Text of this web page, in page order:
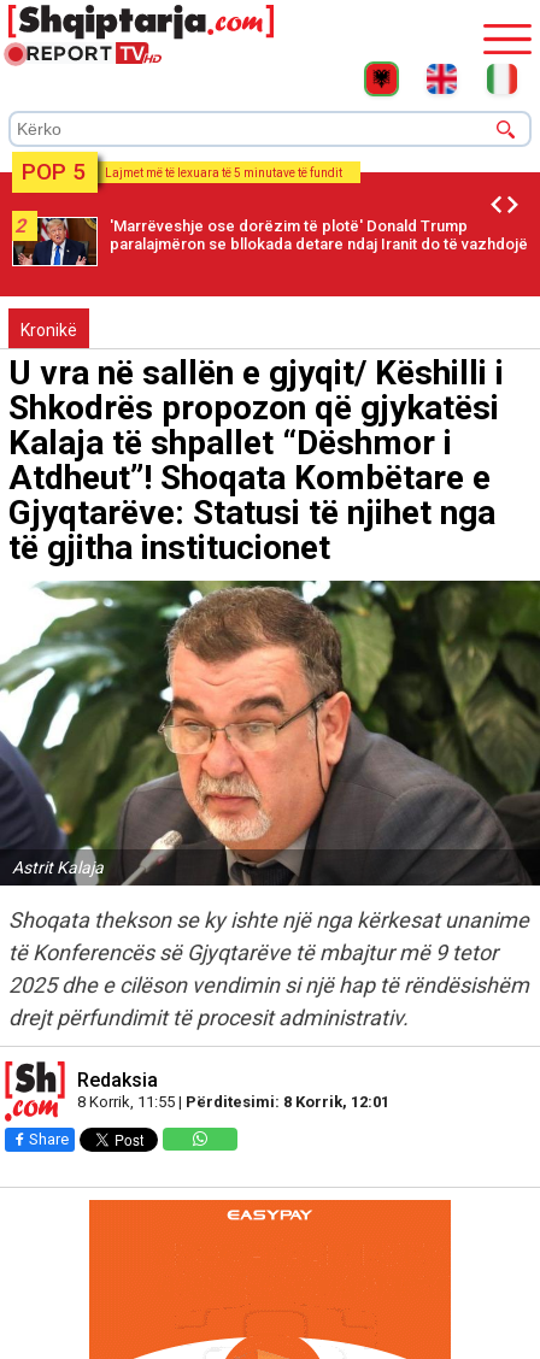
POP 5 Lajmet më të lexuara të 5 minutave të fundit
2
'Marrëveshje ose dorëzim të plotë' Donald Trump
paralajmëron se bllokada detare ndaj Iranit do të vazhdojë
Kronikë
U vra në sallën e gjyqit/ Këshilli i
Shkodrës propozon që gjykatësi
Kalaja të shpallet “Dëshmor i
Atdheut”! Shoqata Kombëtare e
Gjyqtarëve: Statusi të njihet nga
të gjitha institucionet
Astrit Kalaja
Shoqata thekson se ky ishte një nga kërkesat unanime
të Konferencës së Gjyqtarëve të mbajtur më 9 tetor
2025 dhe e cilëson vendimin si një hap të rëndësishëm
drejt përfundimit të procesit administrativ.
Redaksia
8 Korrik, 11:55 | Përditesimi: 8 Korrik, 12:01
Share